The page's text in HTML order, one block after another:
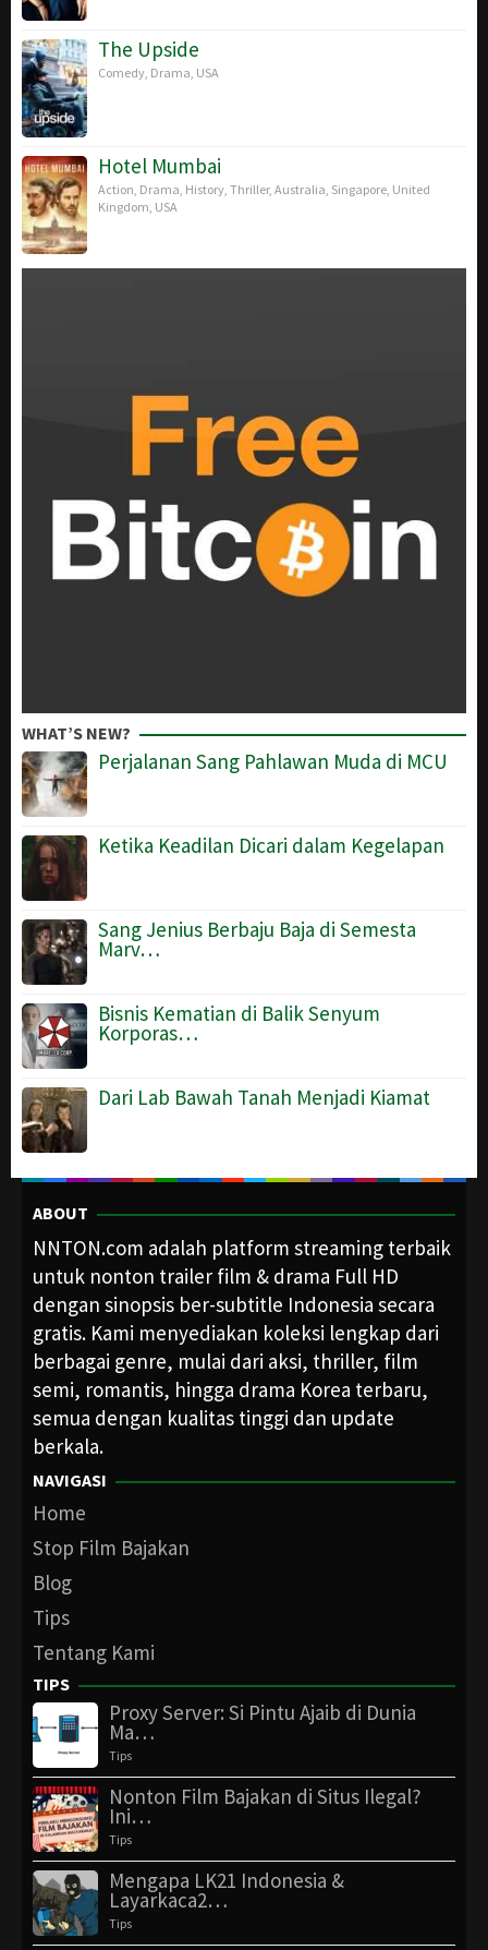
The Upside
Comedy Drama USA
Hotel Mumbai
Action Drama History Thriller, Australia Singapore United
Kingdom USA
WHAT’S NEW?
Perjalanan Sang Pahlawan Muda di MCU
Ketika Keadilan Dicari dalam Kegelapan
Sang Jenius Berbaju Baja di Semesta
Marv…
Bisnis Kematian di Balik Senyum
Korporas…
Dari Lab Bawah Tanah Menjadi Kiamat
ABOUT
NNTON.com adalah platform streaming terbaik
untuk nonton trailer film & drama Full HD
dengan sinopsis ber-subtitle Indonesia secara
gratis. Kami menyediakan koleksi lengkap dari
berbagai genre, mulai dari aksi, thriller, film
semi, romantis, hingga drama Korea terbaru,
semua dengan kualitas tinggi dan update
berkala.
NAVIGASI
Home
Stop Film Bajakan
Blog
Tips
Tentang Kami
TIPS
Proxy Server: Si Pintu Ajaib di Dunia
Ma…
Tips
Nonton Film Bajakan di Situs Ilegal?
Ini…
Tips
Mengapa LK21 Indonesia &
Layarkaca2…
Tips